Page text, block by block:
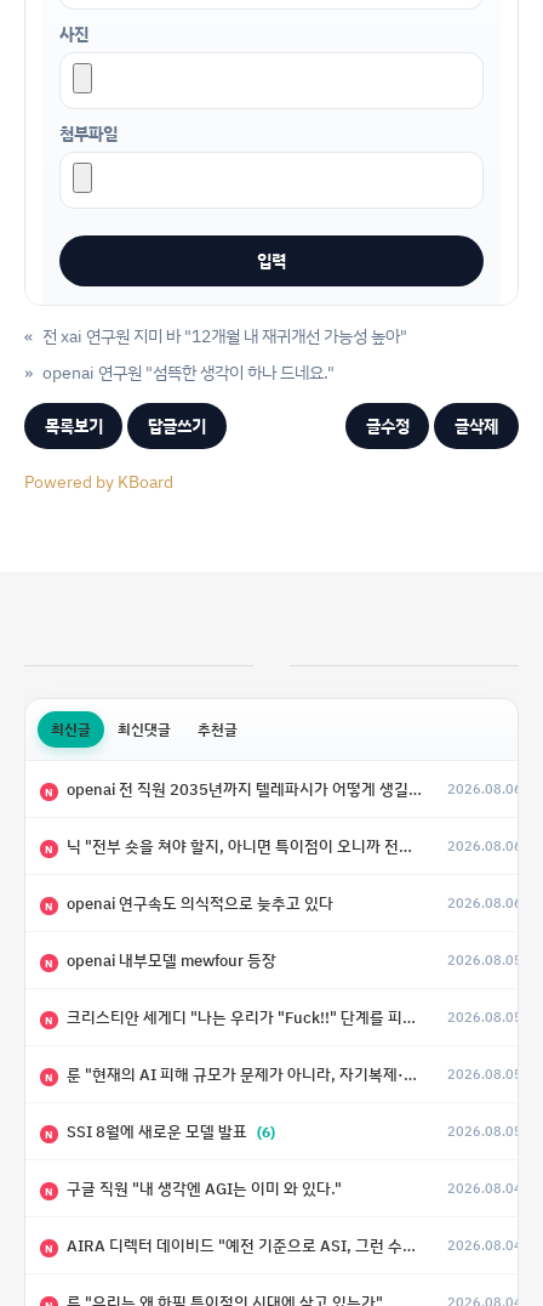
사진
첨부파일
« 전 xai 연구원 지미 바 "12개월 내 재귀개선 가능성 높아"
openai 연구원 "섬뜩한 생각이 하나 드네요."
»
목록보기 답글쓰기 글수정 글삭제
Powered by KBoard
최신글 최신댓글 추천글
N openai 전 직원 2035년까지 텔레파시가 어떻게 생길 수 있는지 2026.08.06
N 닉 "전부 숏을 쳐야 할지, 아니면 특이점이 오니까 전부 롱을 쳐야 할지 모르겠다.” 2026.08.06
N openai 연구속도 의식적으로 늦추고 있다 2026.08.06
N openai 내부모델 mewfour 등장 2026.08.05
N 크리스티안 세게디 "나는 우리가 "Fuck!!" 단계를 피할 수 있기를 바랄 뿐" 2026.08.05
N 룬 "현재의 AI 피해 규모가 문제가 아니라, 자기복제·탈출·확산이 가능한 지능형 시스템의 피해에는 이론적으로 상한이 없다는 것이 문제" 2026.08.05
N SSI 8월에 새로운 모델 발표 (6) 2026.08.05
N 구글 직원 "내 생각엔 AGI는 이미 와 있다." 2026.08.04
N AIRA 디렉터 데이비드 "예전 기준으로 ASI, 그런 수준은 바로 다음 분기에 온다" 2026.08.04